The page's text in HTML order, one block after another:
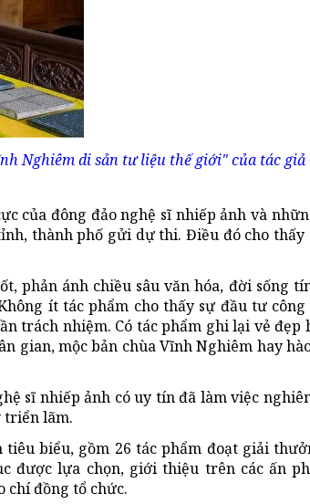
Nghiêm di sản tư liệu thế giới" của tác giả
của đông đảo nghệ sĩ nhiếp ảnh và
thành phố gửi dự thi. Điều đó cho thấy
phản ánh chiều sâu văn hóa, đời sống
ít tác phẩm cho thấy sự đầu tư công
trách nhiệm. Có tác phẩm ghi lại vẻ đẹp
gian, mộc bản chùa Vĩnh Nghiêm hay
sĩ nhiếp ảnh có uy tín đã làm việc
triển lãm.
biểu, gồm 26 tác phẩm đoạt giải
được lựa chọn, giới thiệu trên các ấn
chí đồng tổ chức.